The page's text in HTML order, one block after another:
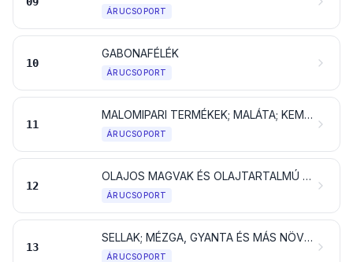
ÁRUCSOPORT
10
GABONAFÉLÉK
ÁRUCSOPORT
11
MALOMIPARI TERMÉKEK; MALÁTA; KEMÉNYÍTŐK; INULIN; BÚZASIKÉR
ÁRUCSOPORT
12
OLAJOS MAGVAK ÉS OLAJTARTALMÚ GYÜMÖLCSÖK; KÜLÖNFÉLE MAGVAK ÉS GYÜMÖLCSÖK; IPARI VAGY GYÓGYNÖVÉNYEK; SZALMA ÉS TAKARMÁNY
ÁRUCSOPORT
13
SELLAK; MÉZGA, GYANTA ÉS MÁS NÖVÉNYI NEDV ÉS KIVONAT
ÁRUCSOPORT